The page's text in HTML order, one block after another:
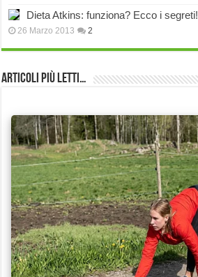
Dieta Atkins: funziona? Ecco i segreti!
26 Marzo 2013 2
Articoli più Letti…